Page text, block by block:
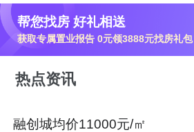
帮您找房 好礼相送
获取专属置业报告 0元领3888元找房礼包
热点资讯
融创城均价11000元/㎡